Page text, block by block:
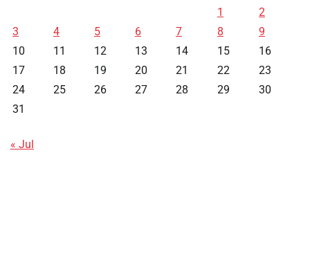
1
2
3
4 5 6 7 8
9
10
11 12 13 14 15
16
17
18 19 20 21 22
23
24
25 26 27 28 29
30
31
« Jul